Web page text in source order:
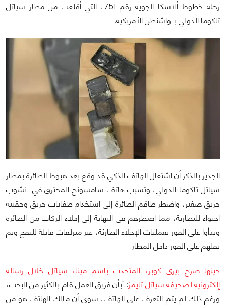
رحلة خطوط ألاسكا الجوية رقم 751، التي أقلعت من مطار سياتل
تاكوما الدولي بـ واشنطن الأمريكية.
الجدير بالذكر أن اشتعال الهاتف الذكي قد وقع بعد هبوط الطائرة بمطار
سياتل تاكوما الدولي، وتسبب هاتف سامسونج المحترق في نشوب
حريق صغير، واضطر طاقم الطائرة إلى استخدام طفايات حريق وحقيبة
احتواء للبطارية، مما اضطرهم في النهاية إلى إجلاء الركاب من الطائرة
وبدأوا على الفور بعمليات الإخلاء الطارئة، عبر منزلقات قابلة للنفخ وتم
نقلهم على الفور داخل المطار.
حينها صرح بيري كوبر، المتحدث باسم ميناء سياتل خلال رسالة
إلكترونية لصحيفة سياتل تايمز: "بأن فريق العمل قام بالكثير من البحث،
ورغم ذلك لم يتم التعرف على الهاتف، سوى أن مالك الهاتف هو من